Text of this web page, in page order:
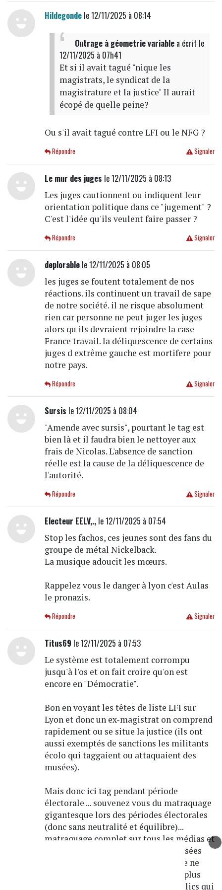
Hildegondele 12/11/2025 à 08:14
Outrage à géometrie variablea écrit le
12/11/2025 à 07h41
Et si il avait tagué "nique les
magistrats, le syndicat de la
magistrature et la justice" Il aurait
écopé de quelle peine?
Ou s'il avait tagué contre LFI ou le NFG ?
Signaler
Répondre
Le mur des juges le 12/11/2025 à 08:13
Les juges cautionnent ou indiquent leur
orientation politique dans ce "jugement" ?
C'est l'idée qu'ils veulent faire passer ?
Signaler
Répondre
deplorablele 12/11/2025 à 08:05
les juges se foutent totalement de nos
réactions. ils continuent un travail de sape
de notre société. il ne risque absolument
rien car personne ne peut juger les juges
alors qu ils devraient rejoindre la case
France travail. la déliquescence de certains
juges d extrême gauche est mortifere pour
notre pays.
Signaler
Répondre
Sursis le 12/11/2025 à 08:04
"Amende avec sursis", pourtant le tag est
bien là et il faudra bien le nettoyer aux
frais de Nicolas. L'absence de sanction
réelle est la cause de la déliquescence de
l'autorité.
Signaler
Répondre
Electeur EELV,.,le 12/11/2025 à 07:54
Stop les fachos, ces jeunes sont des fans du
groupe de métal Nickelback.
La musique adoucit les mœurs.
Rappelez vous le danger à lyon c'est Aulas
le pronazis.
Signaler
Répondre
Titus69 le 12/11/2025 à 07:53
Le système est totalement corrompu
jusqu'à l'os et on fait croire qu'on est
encore en "Démocratie".
Bon en voyant les têtes de liste LFI sur
Lyon et donc un ex-magistrat on comprend
rapidement ou se situe la justice (ils ont
aussi exemptés de sanctions les militants
écolo qui taggaient ou attaquaient des
musées).
Mais donc ici tag pendant période
électorale ... souvenez vous du matraquage
gigantesque lors des périodes électorales
(donc sans neutralité et équilibre)...
matraquage complet sur tous les médias et
comme par hasard les Instances censées
surveiller la légalité de la campagne ne
disent rien ... Médias privés mais le plus
choquant la totalité des médias publics qui